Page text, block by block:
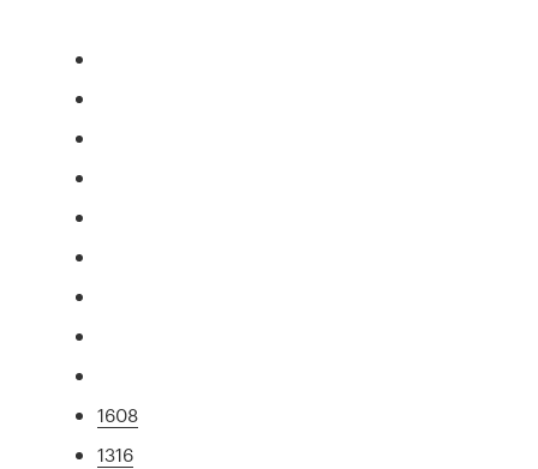
1608
1316